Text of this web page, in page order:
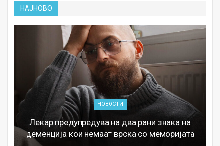
НАЈНОВО
НОВОСТИ
Лекар предупредува на два рани знака на
деменција кои немаат врска со меморијата